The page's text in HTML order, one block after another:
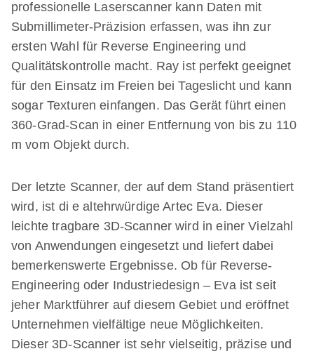
professionelle Laserscanner kann Daten mit
Submillimeter-Präzision erfassen, was ihn zur
ersten Wahl für Reverse Engineering und
Qualitätskontrolle macht. Ray ist perfekt geeignet
für den Einsatz im Freien bei Tageslicht und kann
sogar Texturen einfangen. Das Gerät führt einen
360-Grad-Scan in einer Entfernung von bis zu 110
m vom Objekt durch.
Der letzte Scanner, der auf dem Stand präsentiert
wird, ist di e altehrwürdige Artec Eva. Dieser
leichte tragbare 3D-Scanner wird in einer Vielzahl
von Anwendungen eingesetzt und liefert dabei
bemerkenswerte Ergebnisse. Ob für Reverse-
Engineering oder Industriedesign – Eva ist seit
jeher Marktführer auf diesem Gebiet und eröffnet
Unternehmen vielfältige neue Möglichkeiten.
Dieser 3D-Scanner ist sehr vielseitig, präzise und